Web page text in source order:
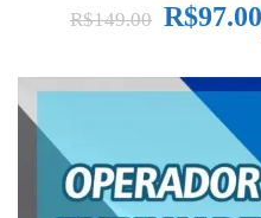
R$149.00 R$97.00